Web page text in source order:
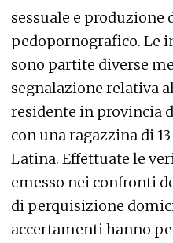
sessuale e produzione
pedopornografico. Le
sono partite diverse
segnalazione relativa
residente in provincia
con una ragazzina di
Latina. Effettuate le
emesso nei confronti
di perquisizione
accertamenti hanno